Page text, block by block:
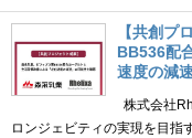
【共創プ
BB536配
速度の減
株式会社
ロンジェビティの実現を目指